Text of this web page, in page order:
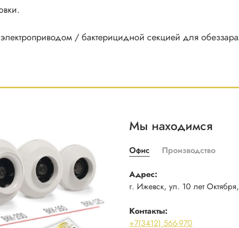
/ бактерицидной секцией для
Мы находимся
Офис Производство
Адрес:
г. Ижевск, ул. 10 лет
Контакты:
+7(3412) 566-970